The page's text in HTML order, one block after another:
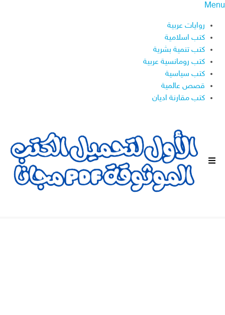
Menu
روايات عربية
كتب اسلامية
كتب تنمية بشرية
كتب رومانسية عربية
كتب سياسية
قصص عالمية
كتب مقارنة اديان
ا